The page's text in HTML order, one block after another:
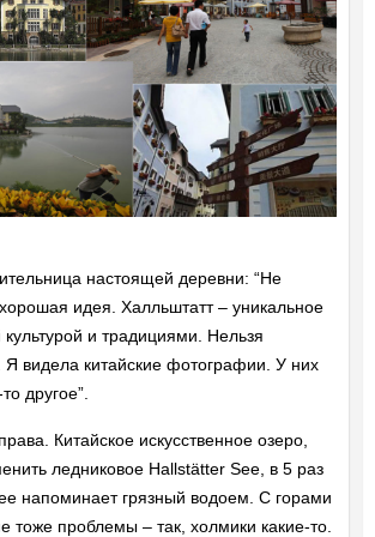
настоящей деревни: “Не
идея. Халльштатт – уникальное
культурой и традициями. Нельзя
Я видела китайские фотографии. У них
другое”.
Китайское искусственное озеро,
ледниковое Hallstätter See, в 5 раз
напоминает грязный водоем. С горами
тоже проблемы – так, холмики какие-то.